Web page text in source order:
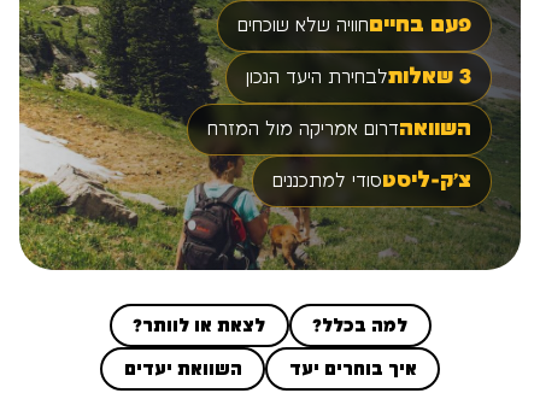
פעם בחייםחוויה שלא שוכחים
3 שאלות לבחירת היעד הנכון
השוואהדרום אמריקה מול המזרח
צ'ק-ליסטסודי למתכננים
למה בכלל? לצאת או לוותר?
איך בוחרים יעד השוואת יעדים